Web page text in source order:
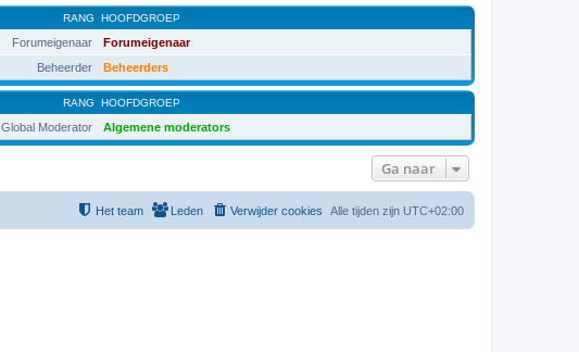
RANG HOOFDGROEP
Forumeigenaar
Forumeigenaar
Beheerder
Beheerders
RANG HOOFDGROEP
Global Moderator Algemene moderators
Ga naar
Alle tijden zijn UTC+02:00
Verwijder cookies
Leden
Het team